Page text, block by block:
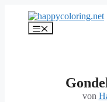
springen
Menü
von